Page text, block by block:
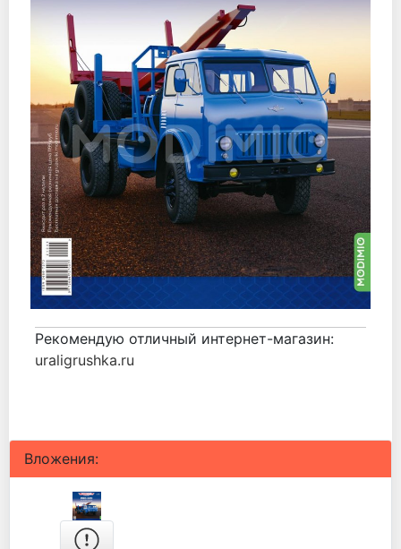
Рекомендую отличный интернет-магазин:
uraligrushka.ru
Вложения: